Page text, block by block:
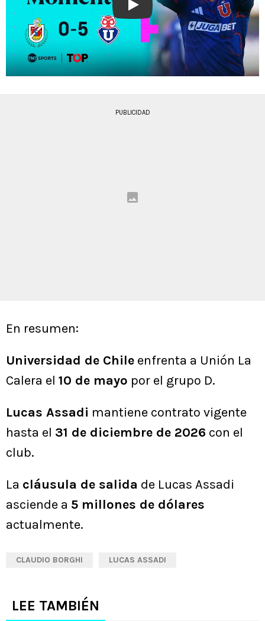
Play
PUBLICIDAD
En resumen:
Universidad de Chile enfrenta a Unión La
Calera el 10 de mayo por el grupo D.
Lucas Assadi mantiene contrato vigente
hasta el 31 de diciembre de 2026 con el
club.
La cláusula de salida de Lucas Assadi
asciende a 5 millones de dólares
actualmente.
CLAUDIO BORGHI LUCAS ASSADI
LEE TAMBIÉN